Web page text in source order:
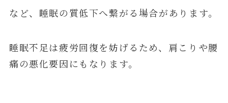
など、睡眠の質低下へ繋がる場合があります。
睡眠不足は疲労回復を妨げるため、肩こりや腰
痛の悪化要因にもなります。